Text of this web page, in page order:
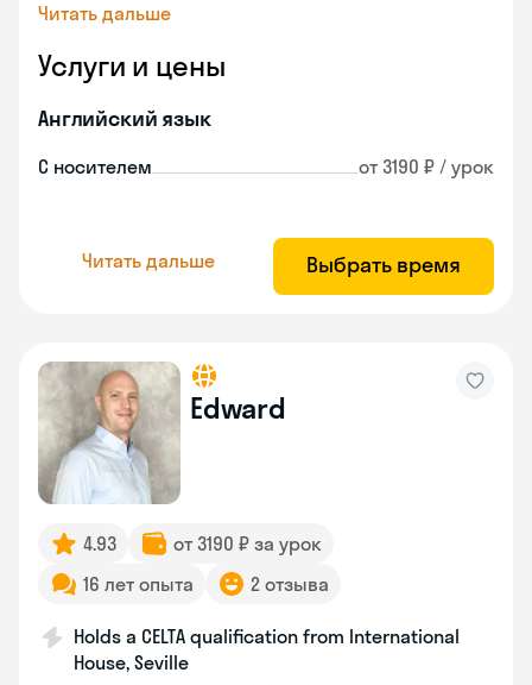
Читать дальше
Услуги и цены
Английский язык
С носителем от 3190 ₽ / урок
Читать дальше Выбрать время
Edward
4.93
от 3190 ₽ за урок
16 лет опыта
2 отзыва
Holds a CELTA qualification from International
House, Seville